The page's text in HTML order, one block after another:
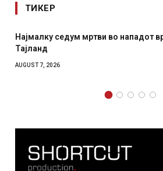
ТИКЕР
врз училиште во